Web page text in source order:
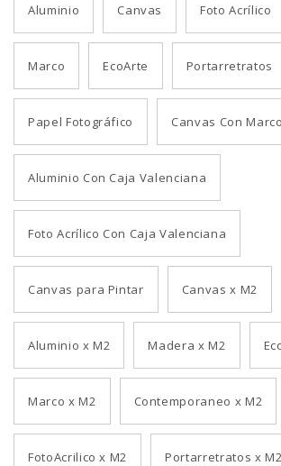
Aluminio Canvas Foto Acrílico
Marco EcoArte Portarretratos
Papel Fotográfico Canvas Con
Aluminio Con Caja Valenciana
Foto Acrílico Con Caja Valenciana
Canvas para Pintar Canvas x M2
Aluminio x M2 Madera x M2
Marco x M2 Contemporaneo x M2
FotoAcrilico x M2 Portarretratos x M2